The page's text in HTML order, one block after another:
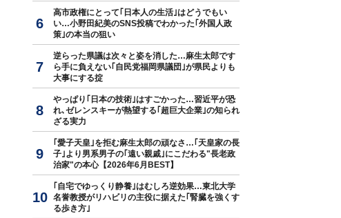
高市政権にとって｢日本人の生活｣はどうでもい
い…小野田紀美のSNS投稿でわかった｢外国人政
策｣の本当の狙い
逆らった県議は次々と姿を消した…麻生太郎です
ら手に負えない｢自民党福岡県議団｣が県民よりも
大事にする掟
やっぱり｢日本の技術｣はすごかった…習近平が恐
れ､ゼレンスキーが熱望する｢超巨大企業｣の知られ
ざる実力
｢愛子天皇｣を拒む麻生太郎の頑なさ…｢天皇家の長
子｣より男系男子の｢遠い親戚｣にこだわる"長老政
治家"の本心【2026年6月BEST】
｢自宅でゆっくり静養｣はむしろ逆効果…東北大学
名誉教授がリハビリの主役に据えた｢腎臓を強くす
る歩き方｣